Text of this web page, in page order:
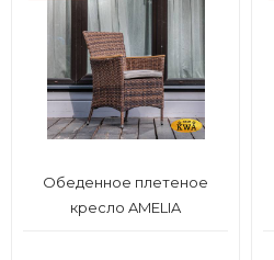
Обеденное плетеное
кресло AMELIA